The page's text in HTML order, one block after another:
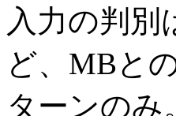
入力の判別
ど、MBと
ターンのみ